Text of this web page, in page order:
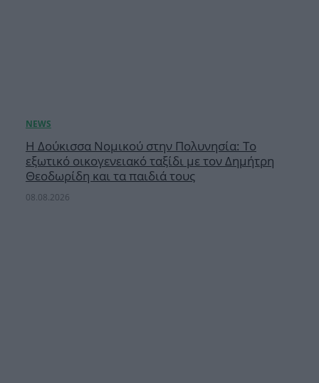
Η Δούκισσα Νομικού στην Πολυνησία: Το
εξωτικό οικογενειακό ταξίδι με τον Δημήτρη
Θεοδωρίδη και τα παιδιά τους
08.08.2026